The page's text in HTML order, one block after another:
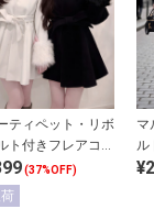
ティペット・リボ
ト付きフレアコー
(37%OFF)
マ
ル
ー